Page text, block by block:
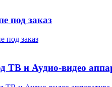
под заказ
ТВ и Аудио-видео